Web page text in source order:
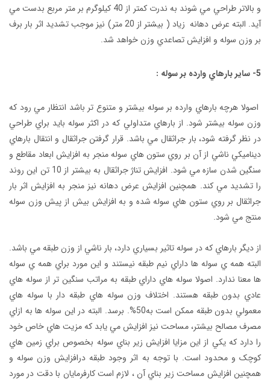
و بالاتر طراحي مي شوند به ندرت کمتر از 40 کيلوگرم بر متر مربع بدست مي
آيد. البته عرض دهانه زياد ( بيشتر از 20 متر) نيز موجب تشديد اثر بار برف
بر وزن سوله و افزايش تصاعدي وزن خواهد شد.
5- ساير بارهاي وارده بر سوله :
اصولا هرچه بارهاي وارده بر سوله بيشتر و متنوع تر باشد انتظار مي رود که
وزن سوله بيشتر شود. از بارهاي متداولي که در اکثر سوله بايد براي طراحي
در نظر گرفته شود، بار جراثقال مي باشد. قرار گرفتن جراثقال و انتقال بارهاي
ديناميکي ناشي از آن بر روي ستون هاي سوله منجر به افزايش ابعاد مقاطع و
سنگين شدن سازه مي شود. افزايش تناژ جراثقال به بيشتر از 10 تن اين روند
را تشديد مي کند. همچنين افزايش عرض دهانه نيز منجر به افزايش اثر بار
جراثقال بر روي ستون هاي سوله شده و به افزايش بيش از پيش وزن سوله
منتج مي شود.
از ديگر بارهاي که در سوله تاثير بسياري دارد، بار ناشي از وزن طبقه مي باشد.
البته همه ي سوله ها داراي نيم طبقه نيستند و اين مورد براي همه ي سوله
ها معنا ندارد. اصولا سوله هاي داراي طبقه به مراتب سنگين تر از سوله هاي
عادي بدون طبقه هستند. اختلاف وزن سوله هاي طبقه دار با سوله هاي
معمولي بدون طبقه ممکن است به50%. برسد. البته در اين سوله ها به ازاي
مصرف مصالح بيشتر، مساحت نيز افزايش مي يابد که مزيت هاي خاص خود
را دارد که يکي از اين مزايا افزايش زير بناي سوله بخصوص براي زمين هاي
کوچک و محدود است. با توجه به اثر وجود طبقه درافزايش وزن سوله و
همچنين افزايش مساحت زير بناي آن ، لازم است کارفرمايان با دقت در مورد